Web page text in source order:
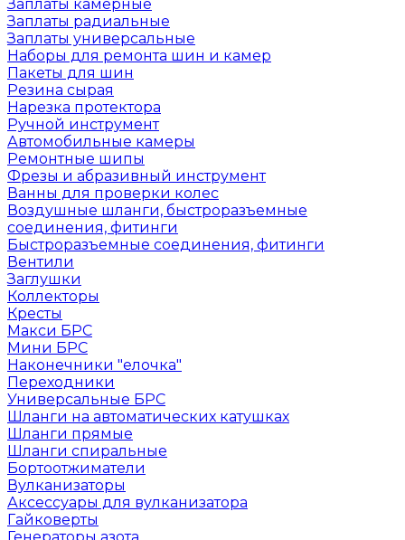
Заплаты камерные
Заплаты радиальные
Заплаты универсальные
Наборы для ремонта шин и камер
Пакеты для шин
Резина сырая
Нарезка протектора
Ручной инструмент
Автомобильные камеры
Ремонтные шипы
Фрезы и абразивный инструмент
Ванны для проверки колес
Воздушные шланги, быстроразъемные
соединения, фитинги
Быстроразъемные соединения, фитинги
Вентили
Заглушки
Коллекторы
Кресты
Макси БРС
Мини БРС
Наконечники "елочка"
Переходники
Универсальные БРС
Шланги на автоматических катушках
Шланги прямые
Шланги спиральные
Бортоотжиматели
Вулканизаторы
Аксессуары для вулканизатора
Гайковерты